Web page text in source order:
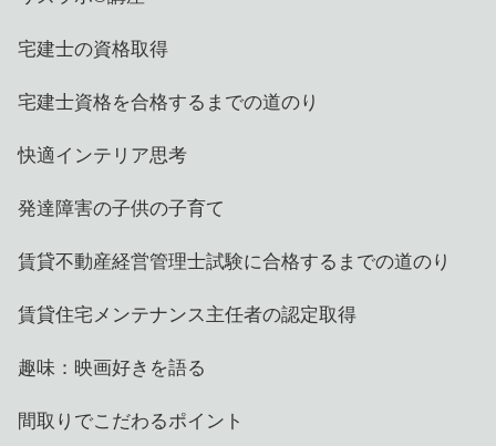
宅建士の資格取得
宅建士資格を合格するまでの道のり
快適インテリア思考
発達障害の子供の子育て
賃貸不動産経営管理士試験に合格するまでの道のり
賃貸住宅メンテナンス主任者の認定取得
趣味：映画好きを語る
間取りでこだわるポイント